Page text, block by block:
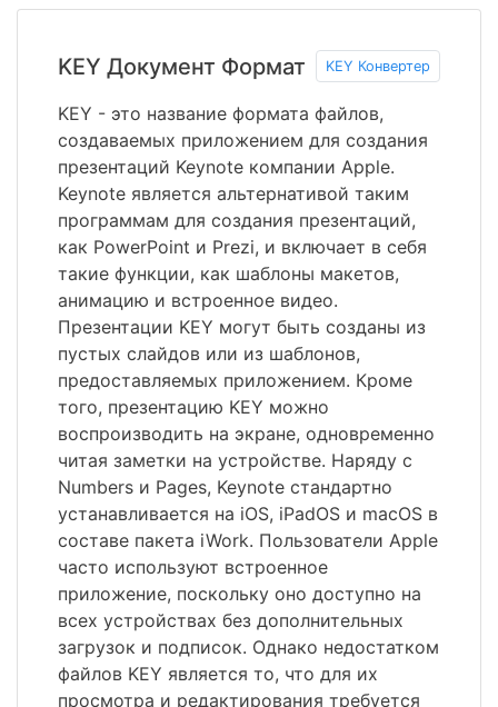
KEY Документ Формат KEY Конвертер
KEY - это название формата файлов,
создаваемых приложением для создания
презентаций Keynote компании Apple.
Keynote является альтернативой таким
программам для создания презентаций,
как PowerPoint и Prezi, и включает в себя
такие функции, как шаблоны макетов,
анимацию и встроенное видео.
Презентации KEY могут быть созданы из
пустых слайдов или из шаблонов,
предоставляемых приложением. Кроме
того, презентацию KEY можно
воспроизводить на экране, одновременно
читая заметки на устройстве. Наряду с
Numbers и Pages, Keynote стандартно
устанавливается на iOS, iPadOS и macOS в
составе пакета iWork. Пользователи Apple
часто используют встроенное
приложение, поскольку оно доступно на
всех устройствах без дополнительных
загрузок и подписок. Однако недостатком
файлов KEY является то, что для их
просмотра и редактирования требуется